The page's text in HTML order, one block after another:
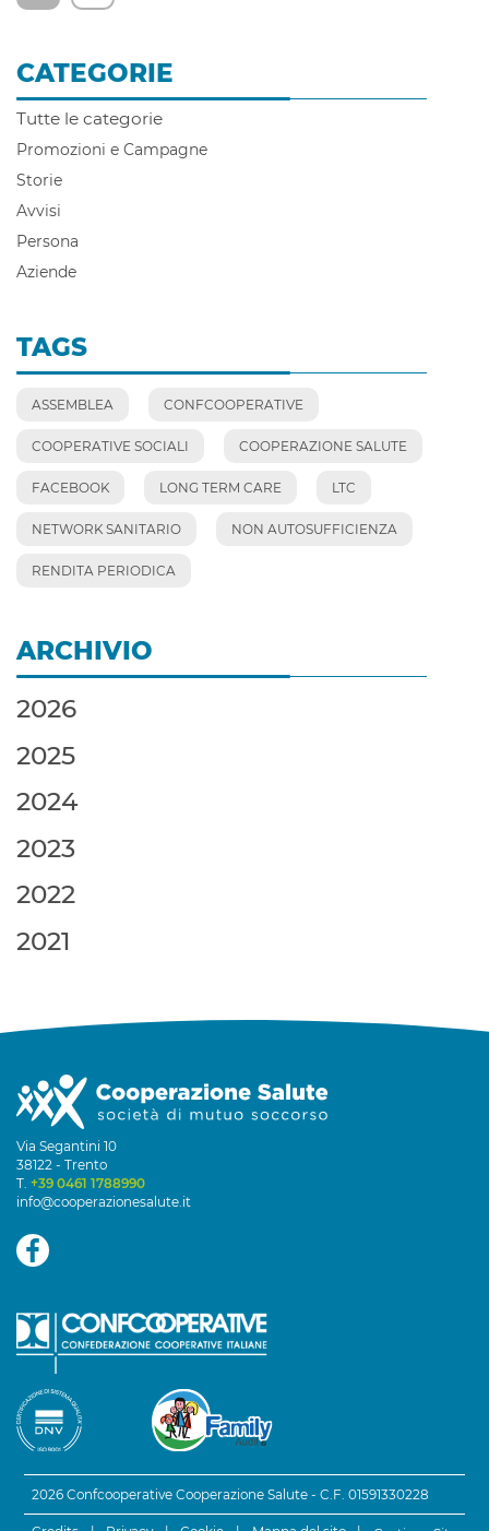
CATEGORIE
Tutte le categorie
Promozioni e Campagne
Storie
Avvisi
Persona
Aziende
TAGS
ASSEMBLEA CONFCOOPERATIVE
COOPERATIVE SOCIALI COOPERAZIONE SALUTE
FACEBOOK LONG TERM CARE LTC
NETWORK SANITARIO NON AUTOSUFFICIENZA
RENDITA PERIODICA
ARCHIVIO
2026
2025
2024
2023
2022
2021
Via Segantini 10
38122 - Trento
T. +39 0461 1788990
info@cooperazionesalute.it
2026 Confcooperative Cooperazione Salute - C.F. 01591330228